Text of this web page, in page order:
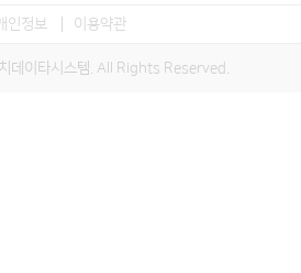
인정보 이용약관
이타시스템. All Rights Reserved.